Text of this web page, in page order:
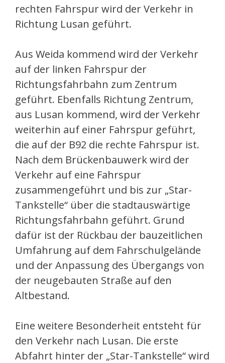
rechten Fahrspur wird der Verkehr in
Richtung Lusan geführt.
Aus Weida kommend wird der Verkehr
auf der linken Fahrspur der
Richtungsfahrbahn zum Zentrum
geführt. Ebenfalls Richtung Zentrum,
aus Lusan kommend, wird der Verkehr
weiterhin auf einer Fahrspur geführt,
die auf der B92 die rechte Fahrspur ist.
Nach dem Brückenbauwerk wird der
Verkehr auf eine Fahrspur
zusammengeführt und bis zur „Star-
Tankstelle“ über die stadtauswärtige
Richtungsfahrbahn geführt. Grund
dafür ist der Rückbau der bauzeitlichen
Umfahrung auf dem Fahrschulgelände
und der Anpassung des Übergangs von
der neugebauten Straße auf den
Altbestand.
Eine weitere Besonderheit entsteht für
den Verkehr nach Lusan. Die erste
Abfahrt hinter der „Star-Tankstelle“ wird